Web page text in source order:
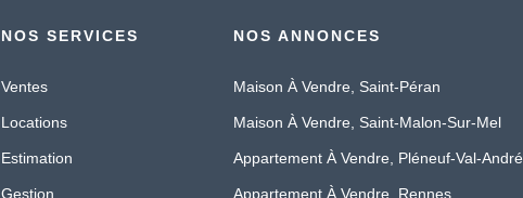
NOS SERVICES
Ventes
Locations
Estimation
Gestion
NOS ANNONCES
Maison À Vendre, Saint-Péran
Maison À Vendre, Saint-Malon-Sur-Mel
Appartement À Vendre, Pléneuf-Val-André
Appartement À Vendre, Rennes